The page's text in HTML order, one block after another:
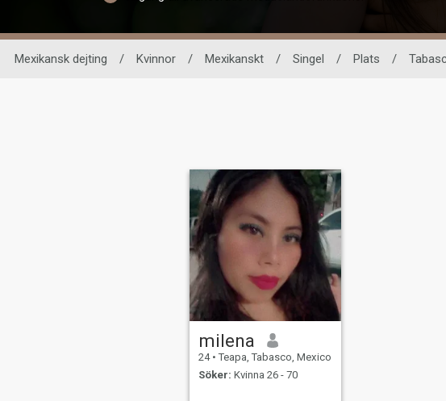
Mexikansk dejting / Kvinnor / Mexikanskt / Singel / Plats /
milena
24 • Teapa, Tabasco, Mexico
Söker: Kvinna 26 - 70